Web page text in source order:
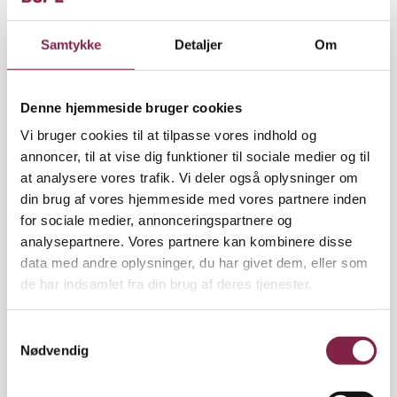
Samtykke Detaljer Om
Denne hjemmeside bruger cookies
Vi bruger cookies til at tilpasse vores indhold og
annoncer, til at vise dig funktioner til sociale medier og til
at analysere vores trafik. Vi deler også oplysninger om
din brug af vores hjemmeside med vores partnere inden
for sociale medier, annonceringspartnere og
analysepartnere. Vores partnere kan kombinere disse
data med andre oplysninger, du har givet dem, eller som
de har indsamlet fra din brug af deres tjenester.
Nødvendig
Du skal have helbred og kvalifikationer til at
Har du ikke pasningsmulighed til dine børn,
uden for normal arbejdstid – og har du oplyst
jobcenteret tage hensyn til dette.
Gyldig grund til at takke nej
Du kan have en god grund til at afslå eller
ophøre i et tilbud. Det vil sige en grund, der
kan friholde dig fra at få karantæne.
Kontakt derfor altid a-kassen, før du afslår